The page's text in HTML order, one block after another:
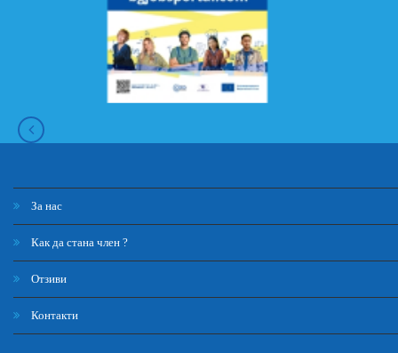
За нас
Как да стана член ?
Отзиви
Контакти